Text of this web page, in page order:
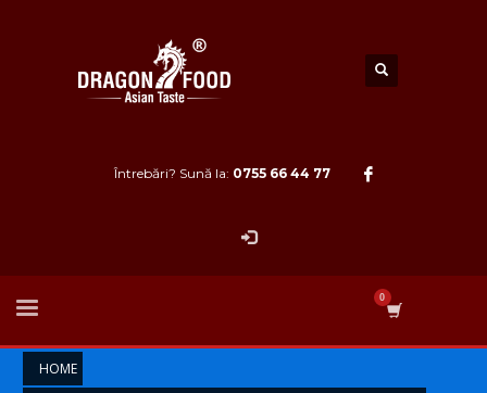
Întrebări? Sună la: 0755 66 44 77
HOME